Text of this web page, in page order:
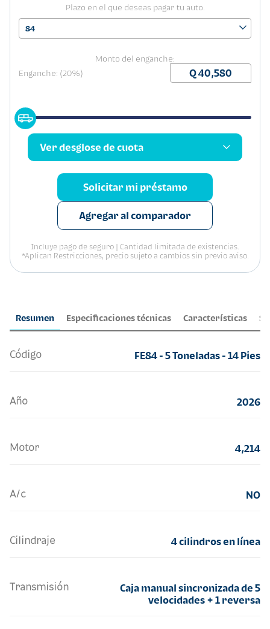
Resumen Especificaciones técnicas Características
Código FE84 - 5 Toneladas - 14 Pies
Año 2026
Motor 4,214
A/c NO
Cilindraje 4 cilindros en línea
Transmisión
Caja manual sincronizada de 5
velocidades + 1 reversa
Plazo en el que deseas pagar tu auto.
84
Monto del enganche:
Enganche: (20%)
Ver desglose de cuota
Solicitar mi préstamo
Agregar al comparador
Incluye pago de seguro | Cantidad limitada de existencias.
*Aplican Restricciones, precio sujeto a cambios sin previo aviso.